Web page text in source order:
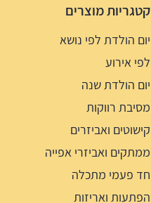
קטגריות מוצרים
יום הולדת לפי נושא
לפי אירוע
יום הולדת שנה
מסיבת רווקות
קישוטים ואביזרים
ממתקים ואביזרי אפייה
חד פעמי מתכלה
הפתעות ואריזות